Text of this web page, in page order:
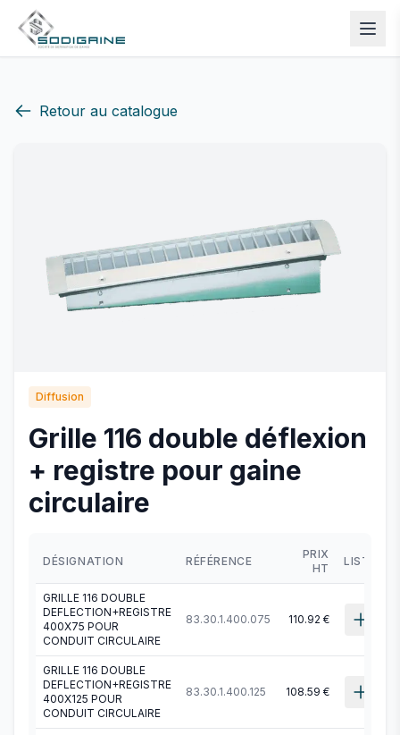
Retour au catalogue
Diffusion
Grille 116 double déflexion
+ registre pour gaine
circulaire
DÉSIGNATION RÉFÉRENCE
PRIX
HT
LISTE
GRILLE 116 DOUBLE
DEFLECTION+REGISTRE
400X75 POUR
CONDUIT CIRCULAIRE
83.30.1.400.075 110.92 €
GRILLE 116 DOUBLE
DEFLECTION+REGISTRE
400X125 POUR
CONDUIT CIRCULAIRE
83.30.1.400.125 108.59 €